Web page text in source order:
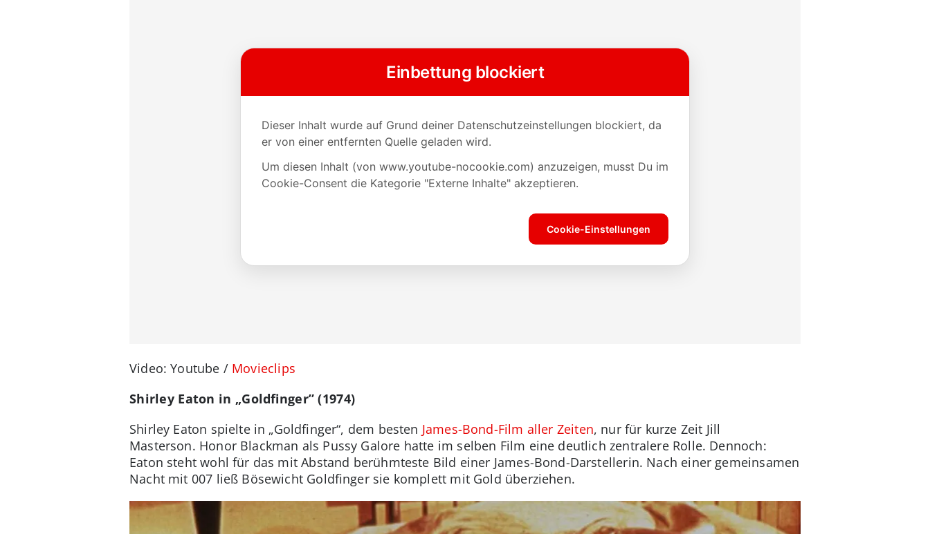
Video: Youtube / Movieclips
Shirley Eaton in „Goldfinger” (1974)
Shirley Eaton spielte in „Goldfinger“, dem besten James-Bond-Film aller Zeiten, nur für kurze Zeit Jill
Masterson. Honor Blackman als Pussy Galore hatte im selben Film eine deutlich zentralere Rolle. Dennoch:
Eaton steht wohl für das mit Abstand berühmteste Bild einer James-Bond-Darstellerin. Nach einer gemeinsamen
Nacht mit 007 ließ Bösewicht Goldfinger sie komplett mit Gold überziehen.